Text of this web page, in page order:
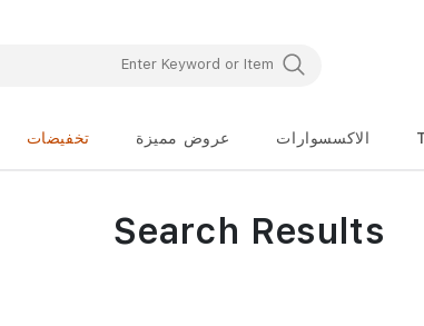
الاكسسوارات عروض مميزة تخفيضات
Search Results